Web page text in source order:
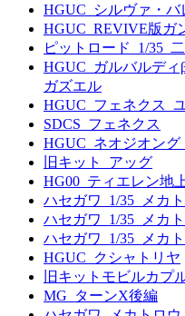
HGUC_シルヴァ・
HGUC_REVIVE版ガ
ピットロード_1/35_
HGUC_ガルバルデ
ガズエル
HGUC_フェネクス_
SDCS_フェネクス
HGUC_ネオジオング
旧キット_アッグ
HG00_ティエレン地
ハセガワ_1/35_メカ
ハセガワ_1/35_メカ
ハセガワ_1/35_メカ
HGUC_クシャトリヤ
旧キットモビルカプ
MG_ターンX後編